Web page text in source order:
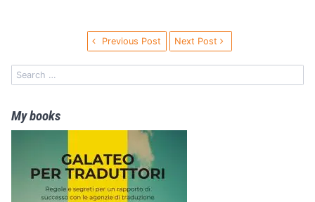
Previous Post Next Post
My books